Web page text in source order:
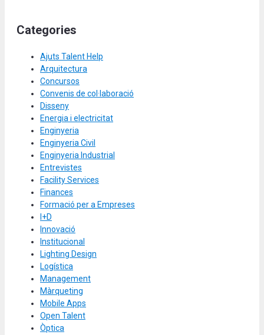
Categories
Ajuts Talent Help
Arquitectura
Concursos
Convenis de col·laboració
Disseny
Energia i electricitat
Enginyeria
Enginyeria Civil
Enginyeria Industrial
Entrevistes
Facility Services
Finances
Formació per a Empreses
I+D
Innovació
Institucional
Lighting Design
Logística
Management
Màrqueting
Mobile Apps
Open Talent
Òptica